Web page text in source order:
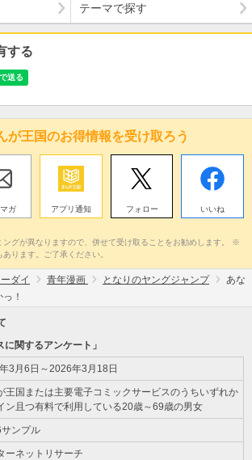
テーマで探す
する
が王国のお得情報を受け取ろう
ガ アプリ通知 フォロー いいね
グが異なりますので、併せて受け取ることをお勧めします。 ※
ります。ご了承ください。
ダイ 青年漫画 となりのヤングジャンプ
あな
！
に関するアンケート」
3月6日～2026年3月18日
王国または主要電子コミックサービスのうちいずれか
ン且つ有料で利用している20歳～69歳の男女
ンプル
ーネットリサーチ